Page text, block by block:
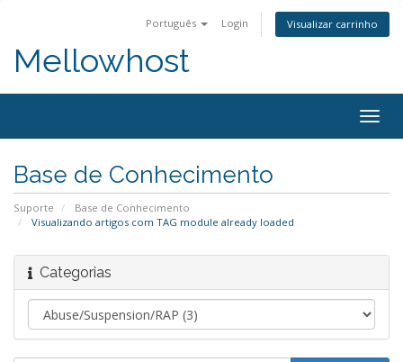
Português Login Visualizar carrinho
Mellowhost
Base de Conhecimento
Suporte
Base de Conhecimento
Visualizando artigos com TAG module already loaded
Categorias